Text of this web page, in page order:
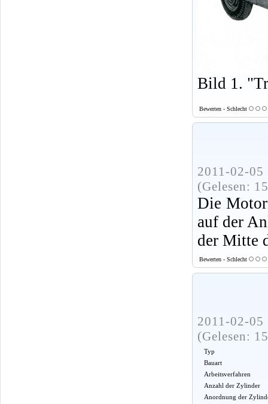
Bild 1.
Bewerten - Schlecht
2011-02-
(Gelesen:
Die
auf der
der Mitte
Bewerten - Schlecht
2011-02-
(Gelesen:
Typ
Bauart
Arbeitsverfahren
Anzahl der Zylinder
Anordnung der